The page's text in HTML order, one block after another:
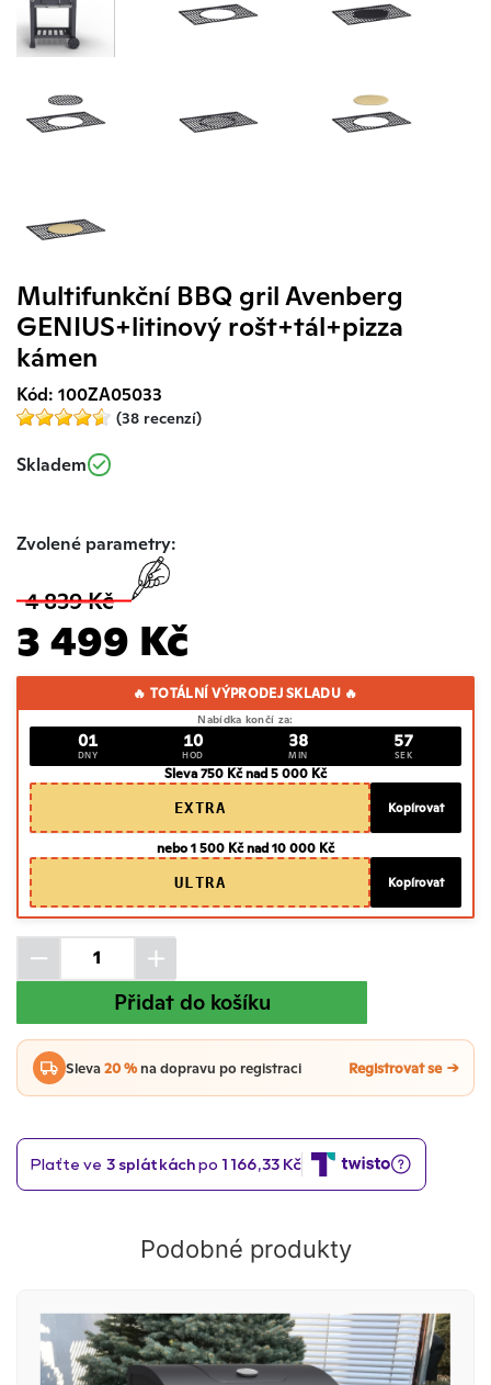
Multifunkční BBQ gril Avenberg
GENIUS+litinový rošt+tál+pizza
kámen
Kód: 100ZA05033
(38 recenzí)
Skladem
Zvolené parametry:
4 839 Kč
3 499 Kč
🔥 TOTÁLNÍ VÝPRODEJ SKLADU 🔥
Nabídka končí za:
01
DNY
10
HOD
38
MIN
56
SEK
Sleva 750 Kč nad 5 000 Kč
EXTRA
Kopírovat
nebo 1 500 Kč nad 10 000 Kč
ULTRA
Kopírovat
Přidat do košíku
Sleva20 %na dopravu po registraci Registrovat se
Podobné produkty